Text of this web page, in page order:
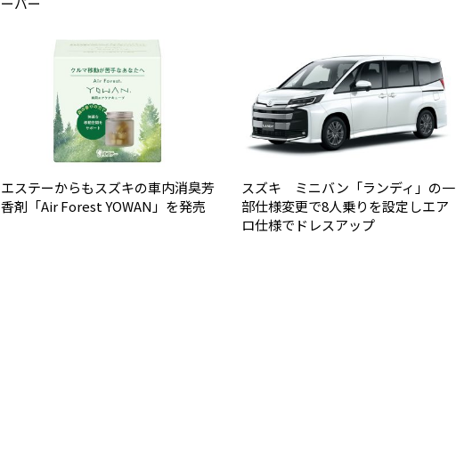
エステーからもスズキの車内消臭芳
香剤「Air Forest YOWAN」を発売
スズキ ミニバン「ランディ」の一
部仕様変更で8人乗りを設定しエア
ロ仕様でドレスアップ